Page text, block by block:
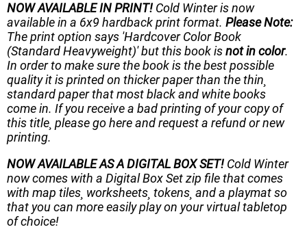
NOW AVAILABLE IN PRINT! Cold Winteris now
available in a 6x9 hardback print format. Please Note:
The print option says 'Hardcover Color Book
(Standard Heavyweight)' but this book isnot in color.
In order to make sure the book is the best possible
quality it is printed on thicker paper than the thin¸
standard paper that most black and white books
come in. If you receive a bad printing of your copy of
this title¸ please go here and request a refund or new
printing.
NOW AVAILABLE AS A DIGITAL BOX SET! Cold Winter
now comes with a Digital Box Set zip file that comes
with map tiles¸ worksheets¸ tokens¸ and a playmat so
that you can more easily play on your virtual tabletop
of choice!